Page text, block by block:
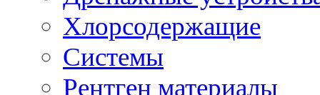
Хлорсодержащие
Системы
Рентген материалы